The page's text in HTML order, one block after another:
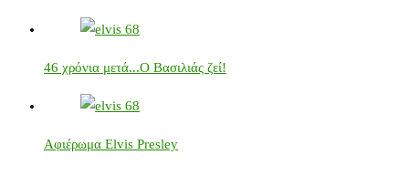
46 χρόνια μετά...Ο Βασιλιάς ζεί!
Αφιέρωμα Elvis Presley